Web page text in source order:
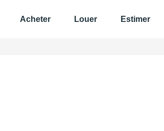
Acheter Louer Estimer